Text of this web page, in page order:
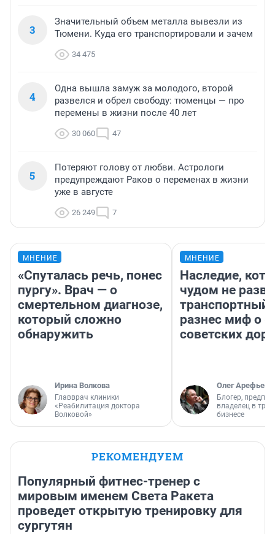
3
Значительный объем металла вывезли из
Тюмени. Куда его транспортировали и зачем
34 475
4
Одна вышла замуж за молодого, второй
развелся и обрел свободу: тюменцы — про
перемены в жизни после 40 лет
30 060 47
5
Потеряют голову от любви. Астрологи
предупреждают Раков о переменах в жизни
уже в августе
26 249 7
МНЕНИЕ
«Спуталась речь, понес
пургу». Врач — о
смертельном диагнозе,
который сложно
обнаружить
Ирина Волкова
Главврач клиники
«Реабилитация доктора
Волковой»
МНЕНИЕ
Наследие,
чудом не
транспортный
разнес миф о
советских
Олег Арефьев
Блогер,
владелец в
бизнесе
РЕКОМЕНДУЕМ
Популярный фитнес-тренер с
мировым именем Света Ракета
проведет открытую тренировку для
сургутян